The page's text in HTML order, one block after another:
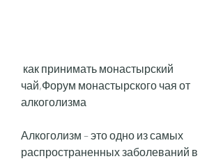
чай,Форум монастырского чая от
алкоголизма
Алкоголизм – это одно из самых
распространенных заболеваний в